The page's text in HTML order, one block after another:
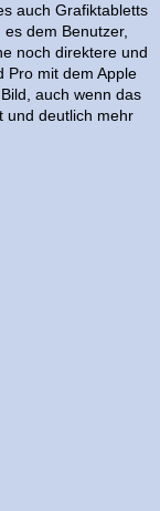
auch Grafiktabletts
dem Benutzer,
noch direktere und
Pro mit dem Apple
auch wenn das
und deutlich mehr